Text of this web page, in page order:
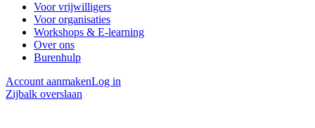
Voor vrijwilligers
Voor organisaties
Workshops & E-learning
Over ons
Burenhulp
Account aanmakenLog in
Zijbalk overslaan